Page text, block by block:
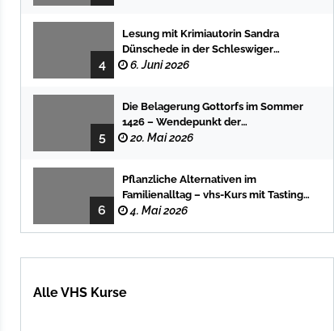
4
Lesung mit Krimiautorin Sandra
Dünschede in der Schleswiger
Stadtbücherei
6. Juni 2026
5
Die Belagerung Gottorfs im Sommer
1426 – Wendepunkt der
Landesgeschichte
20. Mai 2026
6
Pflanzliche Alternativen im
Familienalltag – vhs-Kurs mit Tasting
und einfachen DIY-Rezepten
4. Mai 2026
Alle VHS Kurse